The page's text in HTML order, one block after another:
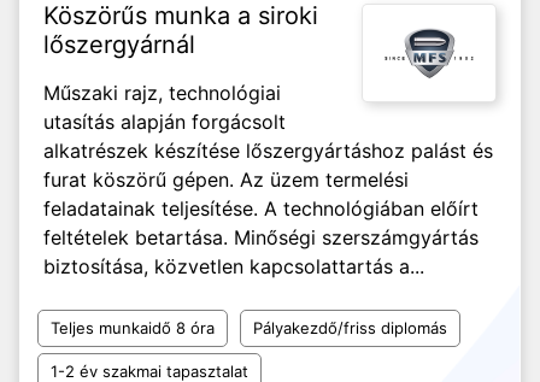
Köszörűs munka a siroki
lőszergyárnál
Műszaki rajz, technológiai
utasítás alapján forgácsolt
alkatrészek készítése lőszergyártáshoz palást és
furat köszörű gépen. Az üzem termelési
feladatainak teljesítése. A technológiában előírt
feltételek betartása. Minőségi szerszámgyártás
biztosítása, közvetlen kapcsolattartás a...
Teljes munkaidő 8 óra Pályakezdő/friss diplomás
1-2 év szakmai tapasztalat